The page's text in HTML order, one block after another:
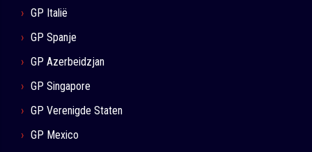
GP Italië
GP Spanje
GP Azerbeidzjan
GP Singapore
GP Verenigde Staten
GP Mexico